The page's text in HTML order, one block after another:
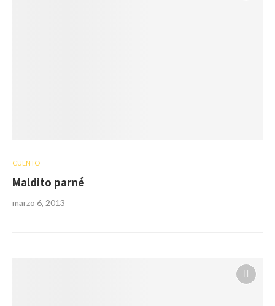
CUENTO
Maldito parné
marzo 6, 2013